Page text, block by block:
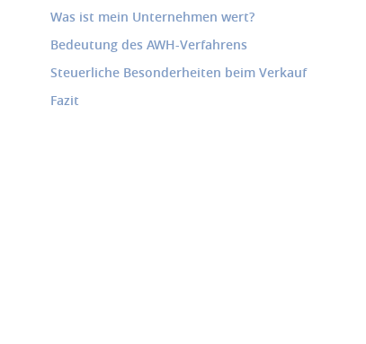
Was ist mein Unternehmen wert?
Bedeutung des AWH-Verfahrens
Steuerliche Besonderheiten beim Verkauf
Fazit